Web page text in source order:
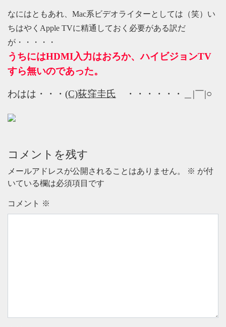
なにはともあれ、Mac系ビデオライターとしては（笑）い
ちはやくApple TVに精通しておく必要がある訳だ
が・・・・・
うちにはHDMI入力はおろか、ハイビジョンTV
すら無いのであった。
わはは・・・ (C)荻窪圭氏 ・・・・・・＿|￣|○
コメントを残す
メールアドレスが公開されることはありません。 ※ が付
いている欄は必須項目です
コメント ※